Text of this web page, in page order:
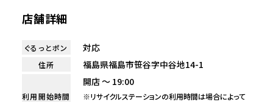
店舗詳細
ぐるっとポン 対応
住所 福島県福島市笹谷字中谷地14-1
利用開始時間
開店 ～ 19:00
※リサイクルステーションの利用時間は場合によって